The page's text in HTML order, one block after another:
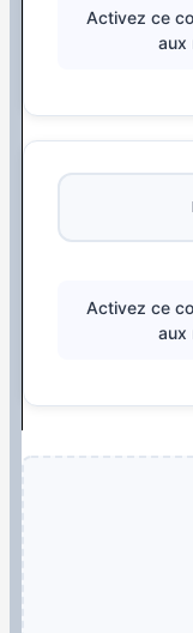
Activez ce
aux
Activez ce
aux